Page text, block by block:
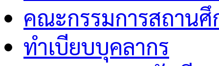
คณะกรรมการสถาน
ทำเบียบบุคลากร